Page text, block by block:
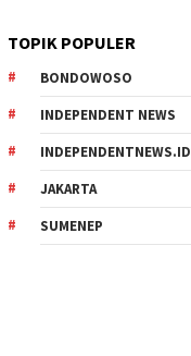
TOPIK POPULER
BONDOWOSO
INDEPENDENT NEWS
INDEPENDENTNEWS.ID
JAKARTA
SUMENEP